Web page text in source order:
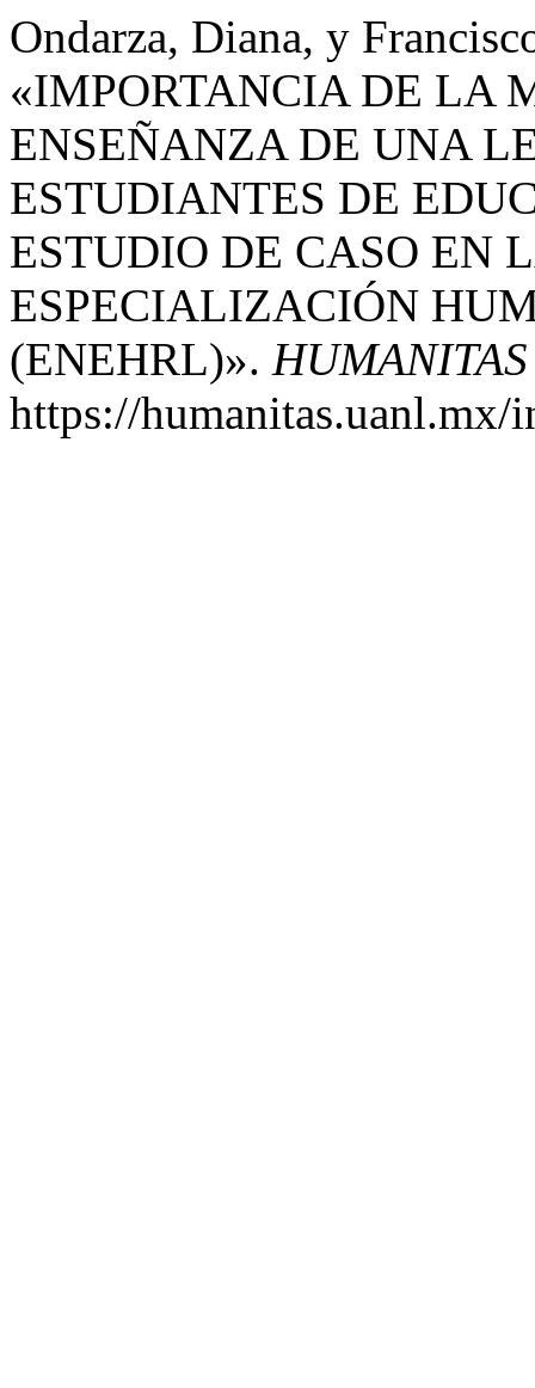
Ondarza, Diana, y
«IMPORTANCIA DE LA
ENSEÑANZA DE UNA
ESTUDIANTES DE
ESTUDIO DE CASO EN
ESPECIALIZACIÓN
(ENEHRL)».
https://